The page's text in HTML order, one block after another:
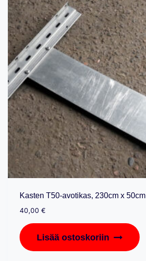
Kasten T50-avotikas, 230cm x 50cm
40,00 €
Lisää ostoskoriin